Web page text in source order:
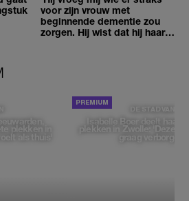
voor zijn vrouw met
beginnende dementie zou
zorgen. Hij wist dat hij haar
plekken in
als thuis'
DE STAD VAN
Isabelle Boer deelt haar
plekken in Zwolle: 'Deze
graag verborgen'